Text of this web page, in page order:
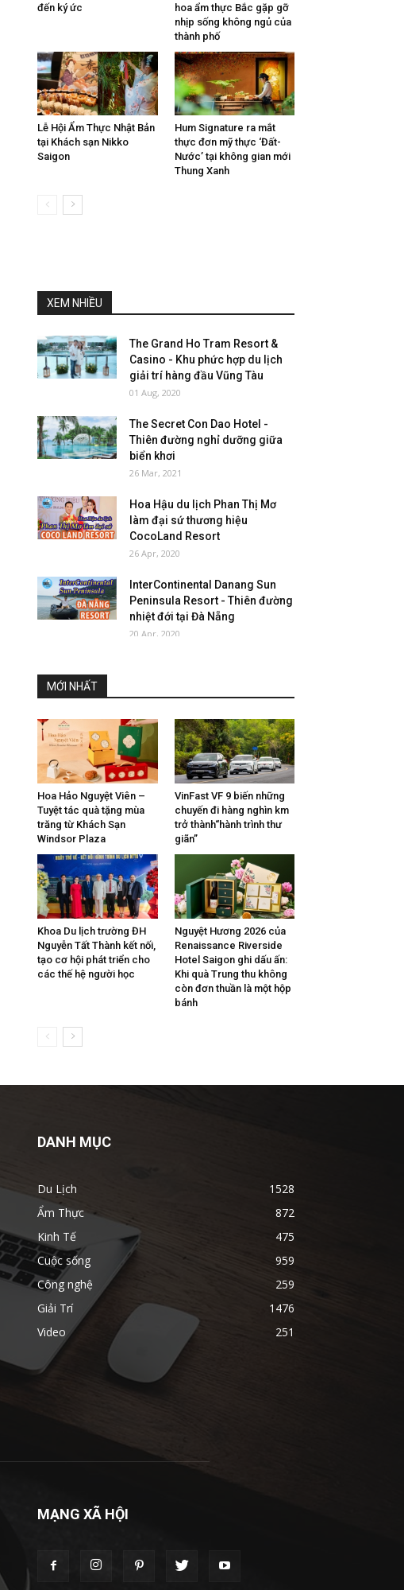
đến ký ức
hoa ẩm thực Bắc gặp gỡ
nhịp sống không ngủ của
thành phố
Lễ Hội Ẩm Thực Nhật Bản
tại Khách sạn Nikko
Saigon
Hum Signature ra mắt
thực đơn mỹ thực ‘Đất-
Nước’ tại không gian mới
Thung Xanh
XEM NHIỀU
The Grand Ho Tram Resort &
Casino - Khu phức hợp du lịch
giải trí hàng đầu Vũng Tàu
01 Aug, 2020
The Secret Con Dao Hotel -
Thiên đường nghỉ dưỡng giữa
biển khơi
26 Mar, 2021
Hoa Hậu du lịch Phan Thị Mơ
làm đại sứ thương hiệu
CocoLand Resort
26 Apr, 2020
InterContinental Danang Sun
Peninsula Resort - Thiên đường
nhiệt đới tại Đà Nẵng
20 Apr, 2020
MỚI NHẤT
Hoa Hảo Nguyệt Viên –
Tuyệt tác quà tặng mùa
trăng từ Khách Sạn
Windsor Plaza
VinFast VF 9 biến những
chuyến đi hàng nghìn km
trở thành“hành trình thư
giãn”
Khoa Du lịch trường ĐH
Nguyễn Tất Thành kết nối,
tạo cơ hội phát triển cho
các thế hệ người học
Nguyệt Hương 2026 của
Renaissance Riverside
Hotel Saigon ghi dấu ấn:
Khi quà Trung thu không
còn đơn thuần là một hộp
bánh
DANH MỤC
Du Lịch
1528
Ẩm Thực
872
Kinh Tế
475
Cuộc sống
959
Công nghệ
259
Giải Trí
1476
Video
251
MẠNG XÃ HỘI